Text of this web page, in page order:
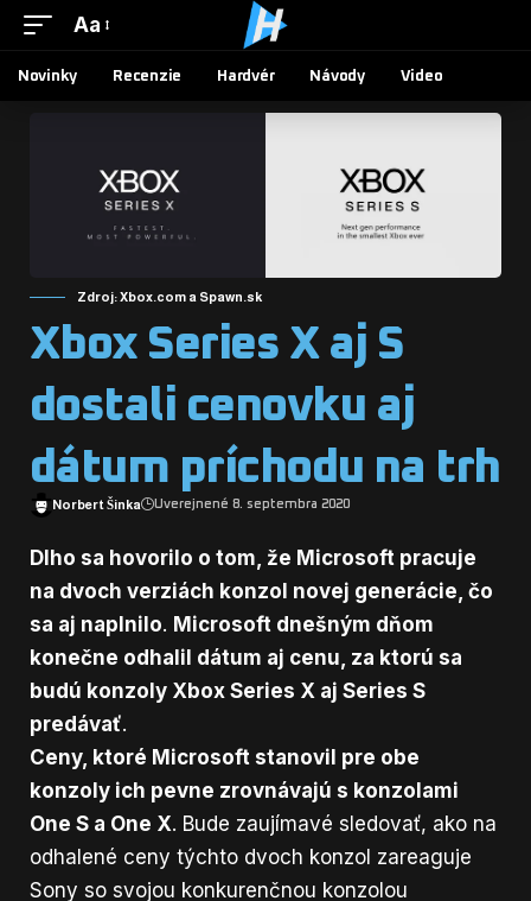
Aa
Novinky Recenzie Hardvér Návody Video
Zdroj: Xbox.com a Spawn.sk
Xbox Series X aj S
dostali cenovku aj
dátum príchodu na trh
Norbert Šinka Uverejnené 8. septembra 2020
Dlho sa hovorilo o tom, že Microsoft pracuje
na dvoch verziách konzol novej generácie, čo
sa aj naplnilo. Microsoft dnešným dňom
konečne odhalil dátum aj cenu, za ktorú sa
budú konzoly Xbox Series X aj Series S
predávať.
Ceny, ktoré Microsoft stanovil pre obe
konzoly ich pevne zrovnávajú s konzolami
One S a One X. Bude zaujímavé sledovať, ako na
odhalené ceny týchto dvoch konzol zareaguje
Sony so svojou konkurenčnou konzolou